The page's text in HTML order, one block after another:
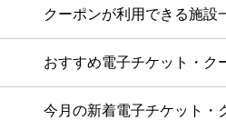
クーポンが利用できる施設
おすすめ電子チケット・ク
今月の新着電子チケット・